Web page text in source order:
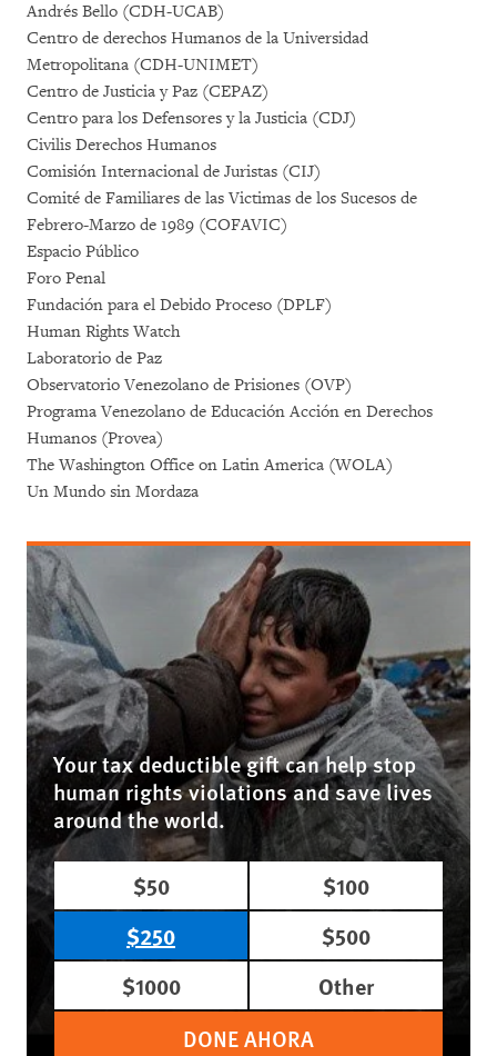
Andrés Bello (CDH-UCAB)
Centro de derechos Humanos de la Universidad
Metropolitana (CDH-UNIMET)
Centro de Justicia y Paz (CEPAZ)
Centro para los Defensores y la Justicia (CDJ)
Civilis Derechos Humanos
Comisión Internacional de Juristas (CIJ)
Comité de Familiares de las Victimas de los Sucesos de
Febrero-Marzo de 1989 (COFAVIC)
Espacio Público
Foro Penal
Fundación para el Debido Proceso (DPLF)
Human Rights Watch
Laboratorio de Paz
Observatorio Venezolano de Prisiones (OVP)
Programa Venezolano de Educación Acción en Derechos
Humanos (Provea)
The Washington Office on Latin America (WOLA)
Un Mundo sin Mordaza
Your tax deductible gift can help stop
human rights violations and save lives
around the world.
$50
$100
$250
$500
$1000
Other
DONE AHORA